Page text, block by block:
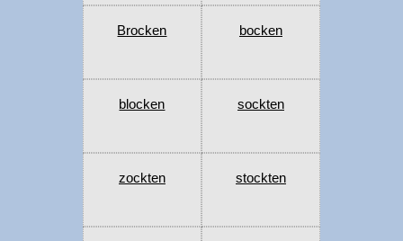
Brocken bocken
blocken sockten
zockten stockten